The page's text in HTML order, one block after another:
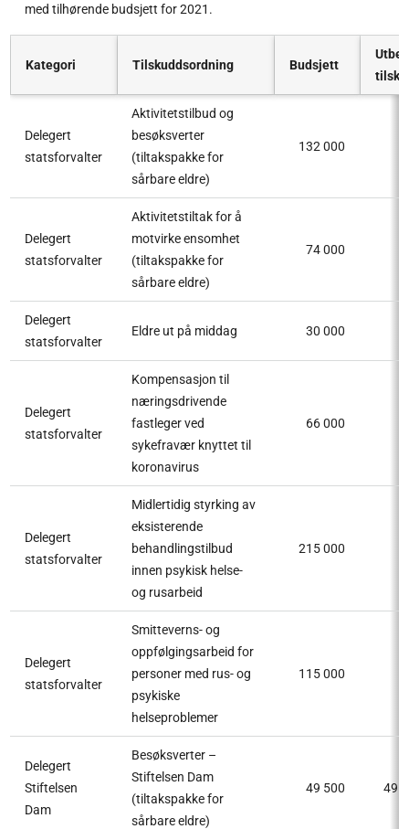
med tilhørende budsjett for 2021.
Kategori Tilskuddsordning Budsjett
Delegert
statsforvalter
Aktivitetstilbud og
besøksverter
(tiltakspakke for
sårbare eldre)
132 000
Delegert
statsforvalter
Aktivitetstiltak for å
motvirke ensomhet
(tiltakspakke for
sårbare eldre)
74 000
Delegert
statsforvalter
Eldre ut på middag 30 000
Delegert
statsforvalter
Kompensasjon til
næringsdrivende
fastleger ved
sykefravær knyttet til
koronavirus
66 000
Delegert
statsforvalter
Midlertidig styrking av
eksisterende
behandlingstilbud
innen psykisk helse-
og rusarbeid
215 000
Delegert
statsforvalter
Smitteverns- og
oppfølgingsarbeid for
personer med rus- og
psykiske
helseproblemer
115 000
Delegert
Stiftelsen
Dam
Besøksverter –
Stiftelsen Dam
(tiltakspakke for
sårbare eldre)
49 500 49